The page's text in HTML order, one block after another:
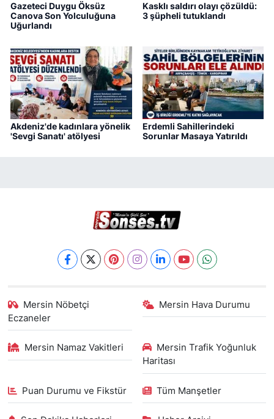
Gazeteci Duygu Öksüz
Canova Son Yolculuğuna
Uğurlandı
Kasklı saldırı olayı çözüldü:
3 şüpheli tutuklandı
Akdeniz'de kadınlara yönelik
'Sevgi Sanatı' atölyesi
Erdemli Sahillerindeki
Sorunlar Masaya Yatırıldı
Mersin Nöbetçi
Eczaneler
Mersin Hava Durumu
Mersin Namaz Vakitleri
Mersin Trafik Yoğunluk
Haritası
Puan Durumu ve Fikstür Tüm Manşetler